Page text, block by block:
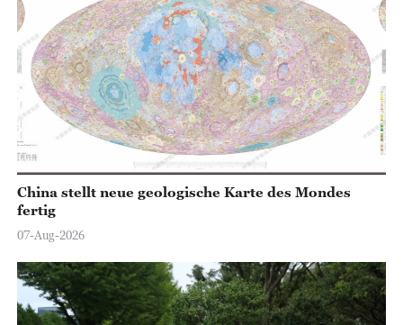
China stellt neue geologische Karte des Mondes
fertig
07-Aug-2026